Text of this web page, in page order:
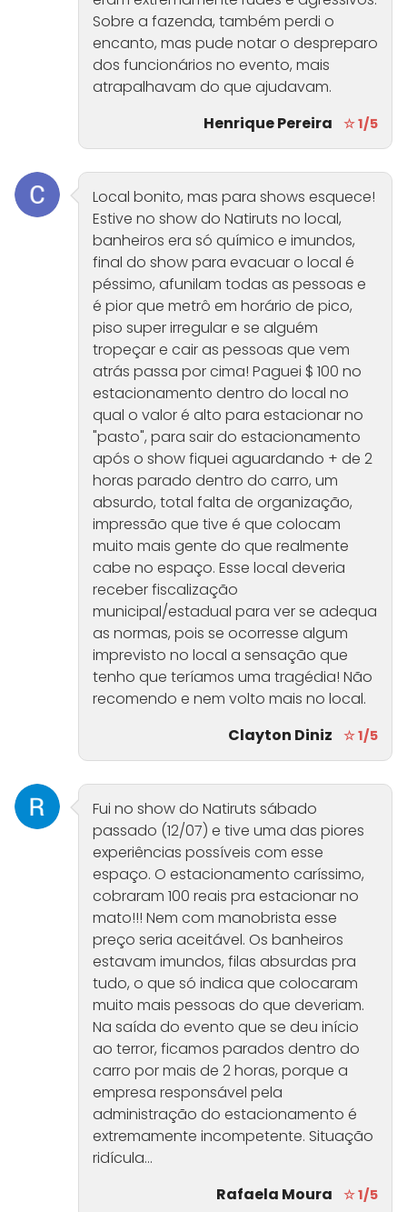
Sobre a fazenda, também perdi o
encanto, mas pude notar o despreparo
dos funcionários no evento, mais
atrapalhavam do que ajudavam.
Henrique Pereira
☆ 1/5
Local bonito, mas para shows esquece!
Estive no show do Natiruts no local,
banheiros era só químico e imundos,
final do show para evacuar o local é
péssimo, afunilam todas as pessoas e
é pior que metrô em horário de pico,
piso super irregular e se alguém
tropeçar e cair as pessoas que vem
atrás passa por cima! Paguei $ 100 no
estacionamento dentro do local no
qual o valor é alto para estacionar no
"pasto", para sair do estacionamento
após o show fiquei aguardando + de 2
horas parado dentro do carro, um
absurdo, total falta de organização,
impressão que tive é que colocam
muito mais gente do que realmente
cabe no espaço. Esse local deveria
receber fiscalização
municipal/estadual para ver se adequa
as normas, pois se ocorresse algum
imprevisto no local a sensação que
tenho que teríamos uma tragédia! Não
recomendo e nem volto mais no local.
Clayton Diniz
☆ 1/5
Fui no show do Natiruts sábado
passado (12/07) e tive uma das piores
experiências possíveis com esse
espaço. O estacionamento caríssimo,
cobraram 100 reais pra estacionar no
mato!!! Nem com manobrista esse
preço seria aceitável. Os banheiros
estavam imundos, filas absurdas pra
tudo, o que só indica que colocaram
muito mais pessoas do que deveriam.
Na saída do evento que se deu início
ao terror, ficamos parados dentro do
carro por mais de 2 horas, porque a
empresa responsável pela
administração do estacionamento é
extremamente incompetente. Situação
ridícula...
Rafaela Moura
☆ 1/5